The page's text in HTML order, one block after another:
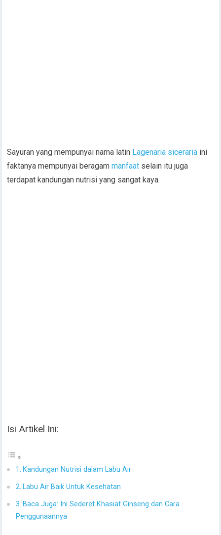
Sayuran yang mempunyai nama latin Lagenaria siceraria ini
faktanya mempunyai beragammanfaat selain itu juga
terdapat kandungan nutrisi yang sangat kaya.
Isi Artikel Ini:
Kandungan Nutrisi dalam Labu Air
Labu Air Baik Untuk Kesehatan
Baca Juga: Ini Sederet Khasiat Ginseng dan Cara
Penggunaannya